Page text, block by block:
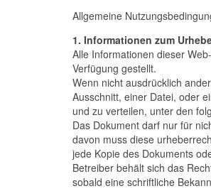
Allgemeine
1. Informationen zum
Alle Informationen dieser
Verfügung gestellt.
Wenn nicht ausdrücklich
Ausschnitt, einer Datei, oder
und zu verteilen, unter den
Das Dokument darf nur für
davon muss diese
jede Kopie des Dokuments
Betreiber behält sich das
sobald eine schriftliche